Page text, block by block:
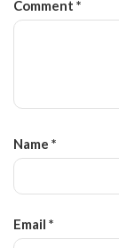
Comment *
Name *
Email *